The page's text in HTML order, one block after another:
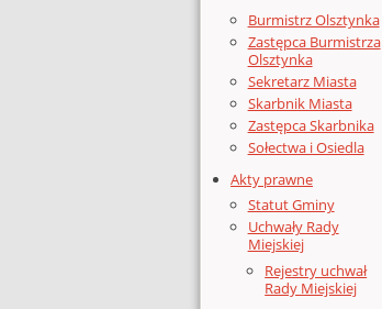
Burmistrz Olsztynka
Zastępca Burmistrza
Olsztynka
Sekretarz Miasta
Skarbnik Miasta
Zastępca Skarbnika
Sołectwa i Osiedla
Akty prawne
Statut Gminy
Uchwały Rady
Miejskiej
Rejestry uchwał
Rady Miejskiej